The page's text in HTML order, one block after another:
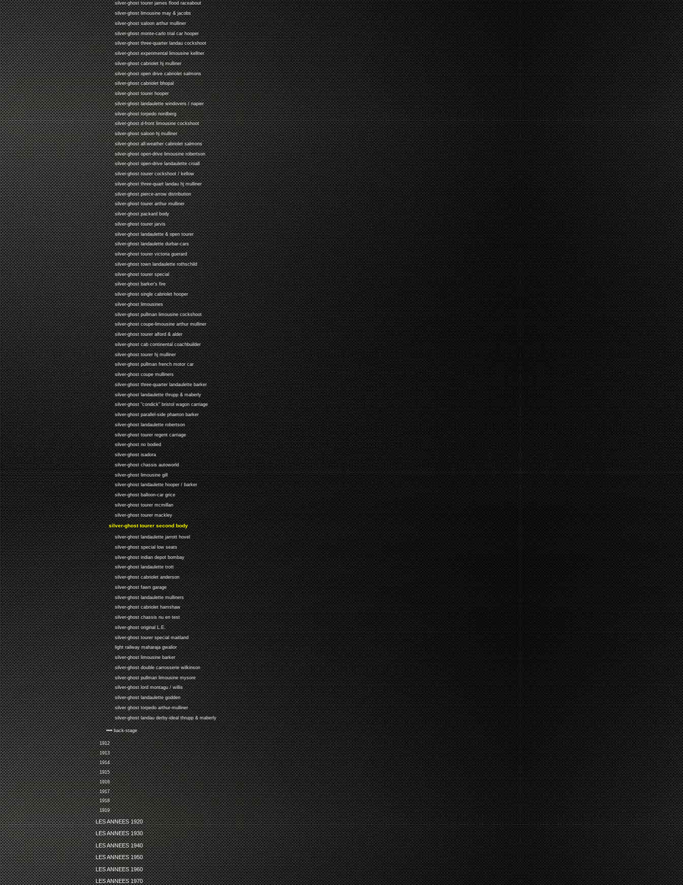
silver-ghost tourer james flood raceabout
silver-ghost limousine may & jacobs
silver-ghost saloon arthur mulliner
silver-ghost monte-carlo trial car hooper
silver-ghost three-quarter landau cockshoot
silver-ghost experimental limousine kellner
silver-ghost cabriolet hj mulliner
silver-ghost open drive cabriolet salmons
silver-ghost cabriolet bhopal
silver-ghost tourer hooper
silver-ghost landaulette windovers / napier
silver-ghost torpedo nordberg
silver-ghost d-front limousine cockshoot
silver-ghost saloon hj mulliner
silver-ghost all-weather cabriolet salmons
silver-ghost open-drive limousine robertson
silver-ghost open-drive landaulette croall
silver-ghost tourer cockshoot / kellow
silver-ghost three-quart landau hj mulliner
silver-ghost pierce-arrow distribution
silver-ghost tourer arthur mulliner
silver-ghost packard body
silver-ghost tourer jarvis
silver-ghost landaulette & open tourer
silver-ghost landaulette durbar-cars
silver-ghost tourer victoria guerard
silver-ghost town landaulette rothschild
silver-ghost tourer special
silver-ghost barker's fire
silver-ghost single cabriolet hooper
silver-ghost limousines
silver-ghost pullman limousine cockshoot
silver-ghost coupe-limousine arthur mulliner
silver-ghost tourer alford & alder
silver-ghost cab continental coachbuilder
silver-ghost tourer hj mulliner
silver-ghost pullman french motor car
silver-ghost coupe mulliners
silver-ghost three-quarter landaulette barker
silver-ghost landaulette thrupp & maberly
silver-ghost "condick" bristol wagon carriage
silver-ghost parallel-side phaeton barker
silver-ghost landaulette robertson
silver-ghost tourer regent carriage
silver-ghost no bodied
silver-ghost isadora
silver-ghost chassis autoworld
silver-ghost limousine gill
silver-ghost landaulette hooper / barker
silver-ghost balloon-car grice
silver-ghost tourer mcmillan
silver-ghost tourer mackley
silver-ghost tourer second body
silver-ghost landaulette jarrott hovel
silver-ghost special low seats
silver-ghost indian depot bombay
silver-ghost landaulette trott
silver-ghost cabriolet anderson
silver-ghost fawn garage
silver-ghost landaulette mulliners
silver-ghost cabriolet hamshaw
silver-ghost chassis nu en test
silver-ghost original L.E.
silver-ghost tourer special maitland
light railway maharaja gwalior
silver-ghost limousine barker
silver-ghost double carrosserie wilkinson
silver-ghost pullman limousine mysore
silver-ghost lord montagu / willis
silver-ghost landaulette godden
silver ghost torpedo arthur-mulliner
silver-ghost landau derby-ideal thrupp & maberly
•••• back-stage
1912
1913
1914
1915
1916
1917
1918
1919
LES ANNEES 1920
LES ANNEES 1930
LES ANNEES 1940
LES ANNEES 1950
LES ANNEES 1960
LES ANNEES 1970